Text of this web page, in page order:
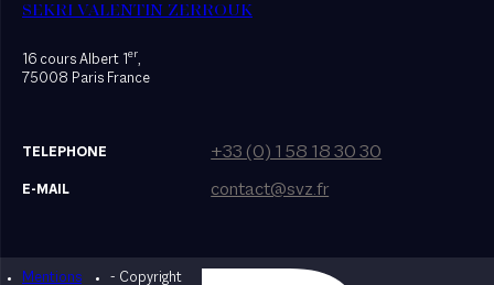
SEKRI VALENTIN ZERROUK
16 cours Albert 1er,
75008 Paris France
TELEPHONE +33 (0) 1 58 18 30 30
E-MAIL contact@svz.fr
Mentions - Copyright Designed by Bonhomme